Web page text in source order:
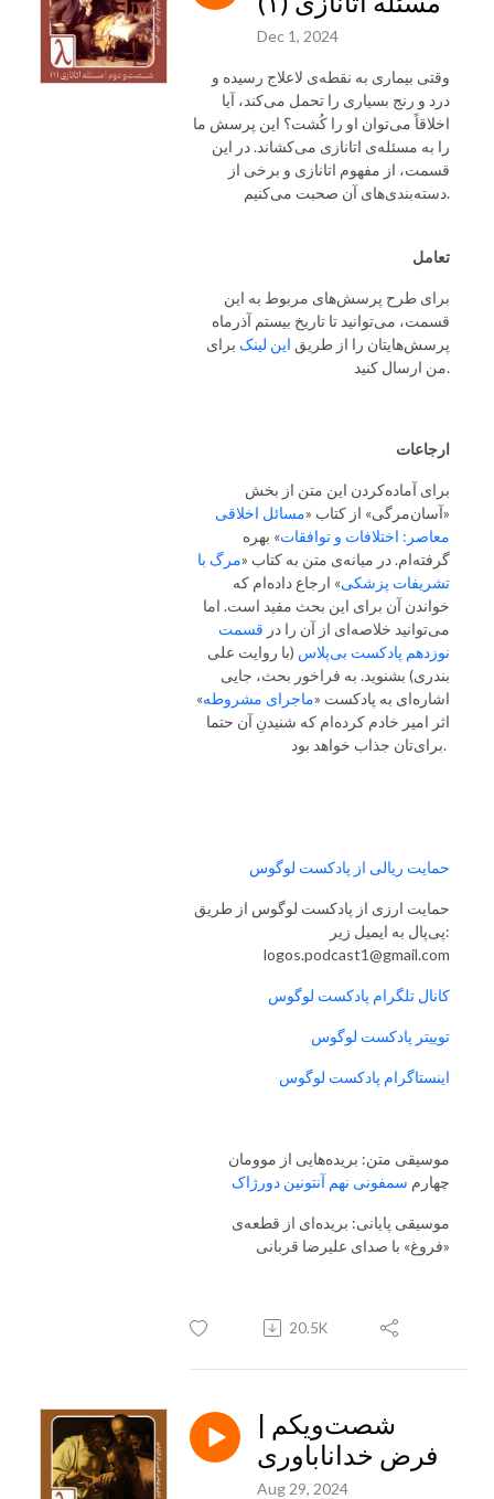
Dec 1, 2024
وقتی بیماری به نقطه‌ی لاعلاج رسیده و
درد و رنج بسیاری را تحمل می‌کند، آیا
اخلاقاً می‌توان او را کُشت؟ این پرسش ما
را به مسئله‌ی اتانازی می‌کشاند. در این
قسمت، از مفهوم اتانازی و برخی از
دسته‌بندی‌های آن صحبت می‌کنیم.
تعامل
برای طرح پرسش‌های مربوط به این
قسمت، می‌توانید تا تاریخ بیستم آذرماه
پرسش‌هایتان را از طریق این لینک برای
من ارسال کنید.
ارجاعات
برای آماده‌کردن این متن از بخش
«آسان‌مرگی» از کتاب «مسائل اخلاقی
معاصر: اختلافات و توافقات» بهره
گرفته‌ام. در میانه‌ی متن به کتاب «مرگ با
تشریفات پزشکی» ارجاع داده‌ام که
خواندن آن برای این بحث مفید است. اما
می‌توانید خلاصه‌ای از آن را در قسمت
نوزدهم پادکست بی‌پلاس (با روایت علی
بندری) بشنوید. به فراخور بحث، جایی
اشاره‌ای به پادکست «ماجرای مشروطه»
اثر امیر خادم کرده‌ام که شنیدنِ آن حتما
برای‌تان جذاب خواهد بود.
حمایت ریالی از پادکست لوگوس
حمایت ارزی از پادکست لوگوس از طریق
پی‌پال به ایمیل زیر:
logos.podcast1@gmail.com
کانال تلگرام پادکست لوگوس
توییتر پادکست لوگوس
اینستاگرام پادکست لوگوس
چهارم سمفونی نهم آنتونین دورژاک
موسیقی پایانی: بریده‌ای از قطعه‌ی
«فروغ» با صدای علیرضا قربانی
20.5K
شصت‌و‌یکم |
فرض خداناباوری
Aug 29, 2024